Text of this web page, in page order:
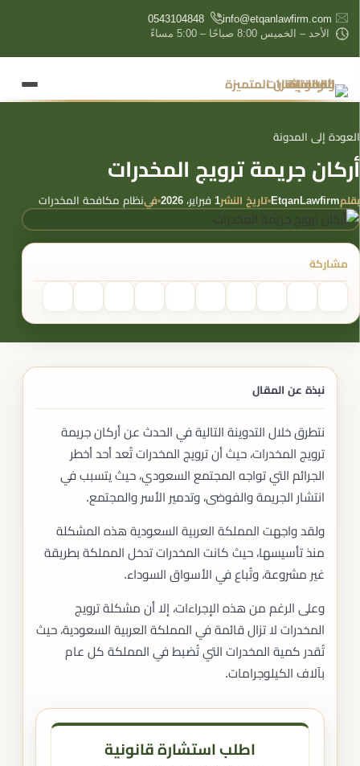
content
info@etqanlawfirm.com
0543104848
الأحد – الخميس 8:00 صباحًا – 5:00 مساءً
العودة إلى المدونة
أركان جريمة ترويج المخدرات
بقلمEtqanLawfirm تاريخ النشر1 فبراير، 2026 فينظام مكافحة المخدرات
مشاركة
نبذة عن المقال
نتطرق خلال التدوينة التالية في الحدث عن أركان جريمة
ترويج المخدرات، حيث أن ترويج المخدرات تُعد أحد أخطر
الجرائم التي تواجه المجتمع السعودي، حيث يتسبب في
انتشار الجريمة والفوضى، وتدمير الأسر والمجتمع.
ولقد واجهت المملكة العربية السعودية هذه المشكلة
منذ تأسيسها، حيث كانت المخدرات تدخل المملكة بطريقة
غير مشروعة، وتُباع في الأسواق السوداء.
وعلى الرغم من هذه الإجراءات، إلا أن مشكلة ترويج
المخدرات لا تزال قائمة في المملكة العربية السعودية، حيث
تُقدر كمية المخدرات التي تُضبط في المملكة كل عام
بآلاف الكيلوجرامات.
اطلب استشارة قانونية